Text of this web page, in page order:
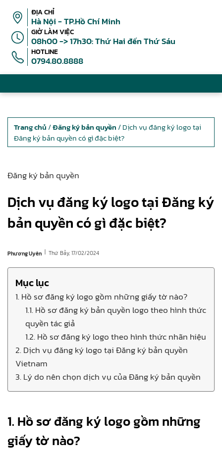
ĐỊA CHỈ
Hà Nội - TP.Hồ Chí Minh
GIỜ LÀM VIỆC
08h00 -> 17h30: Thứ Hai đến Thứ Sáu
HOTLINE
0794.80.8888
Trang chủ /Đăng ký bản quyền / Dịch vụ đăng ký logo tại
Đăng ký bản quyền có gì đặc biệt?
Đăng ký bản quyền
Dịch vụ đăng ký logo tại Đăng ký
bản quyền có gì đặc biệt?
Phương Uyên | Thứ Bảy, 17/02/2024
Mục lục
1. Hồ sơ đăng ký logo gồm những giấy tờ nào?
1.1. Hồ sơ đăng ký bản quyền logo theo hình thức
quyền tác giả
1.2. Hồ sơ đăng ký logo theo hình thức nhãn hiệu
2. Dịch vụ đăng ký logo tại Đăng ký bản quyền
Vietnam
3. Lý do nên chọn dịch vụ của Đăng ký bản quyền
1. Hồ sơ đăng ký logo gồm những
giấy tờ nào?